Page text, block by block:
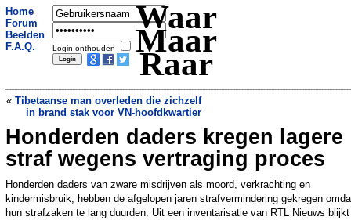
Home
Forum
Beelden
F.A.Q.
Login onthouden
Waar
Maar
Raar
« Tibetaanse man overleden die zichzelf
in brand stak voor VN-hoofdkwartier
Man (21) moet na 6 uur rijbewijs weer
inleveren door drank en drugs»
Honderden daders kregen lagere
straf wegens vertraging proces
Honderden daders van zware misdrijven als moord, verkrachting en
kindermisbruik, hebben de afgelopen jaren strafvermindering gekregen
hun strafzaken te lang duurden. Uit een inventarisatie van RTL Nieuws